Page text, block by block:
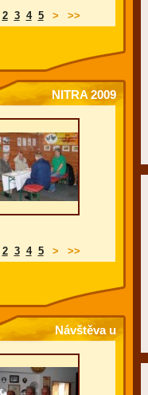
2 3 4 5 > >>
NITRA 2009
2 3 4 5 > >>
Návštěva u
chovatelů - červen